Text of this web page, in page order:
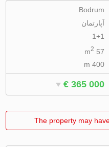
Bodrum
آپارتمان
1+1
57 m
2
400 m
€ 365 000
The property may